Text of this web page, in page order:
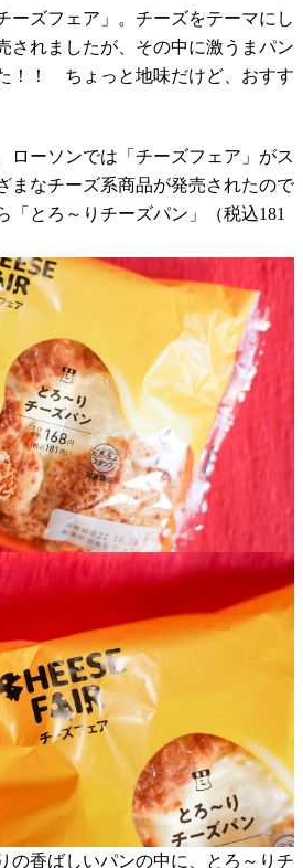
ーズフェア」。チーズをテーマにし
されましたが、その中に激うまパン
！！ ちょっと地味だけど、おすす
ローソンでは「チーズフェア」がス
まなチーズ系商品が発売されたので
「とろ～りチーズパン」（税込181
の香ばしいパンの中に、とろ～りチ